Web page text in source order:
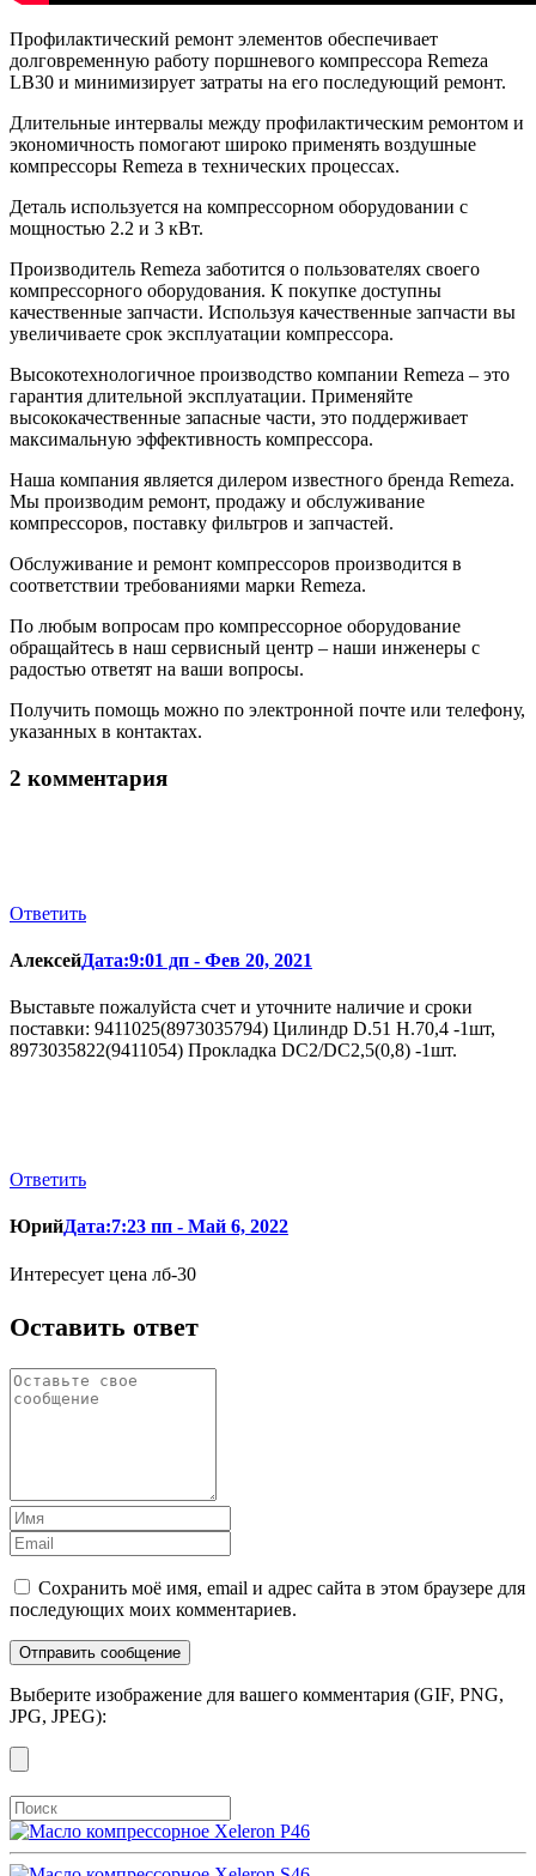
Профилактический ремонт элементов обеспечивает
долговременную работу поршневого компрессора Remeza
LB30 и минимизирует затраты на его последующий ремонт.
Длительные интервалы между профилактическим ремонтом и
экономичность помогают широко применять воздушные
компрессоры Remeza в технических процессах.
Деталь используется на компрессорном оборудовании с
мощностью 2.2 и 3 кВт.
Производитель Remeza заботится о пользователях своего
компрессорного оборудования. К покупке доступны
качественные запчасти. Используя качественные запчасти вы
увеличиваете срок эксплуатации компрессора.
Высокотехнологичное производство компании Remeza – это
гарантия длительной эксплуатации. Применяйте
высококачественные запасные части, это поддерживает
максимальную эффективность компрессора.
Наша компания является дилером известного бренда Remeza.
Мы производим ремонт, продажу и обслуживание
компрессоров, поставку фильтров и запчастей.
Обслуживание и ремонт компрессоров производится в
соответствии требованиями марки Remeza.
По любым вопросам про компрессорное оборудование
обращайтесь в наш сервисный центр – наши инженеры с
радостью ответят на ваши вопросы.
Получить помощь можно по электронной почте или телефону,
указанных в контактах.
2 комментария
Ответить
АлексейДата:9:01 дп - Фев 20, 2021
Выставьте пожалуйста счет и уточните наличие и сроки
поставки: 9411025(8973035794) Цилиндр D.51 H.70,4 -1шт,
8973035822(9411054) Прокладка DC2/DC2,5(0,8) -1шт.
Ответить
ЮрийДата:7:23 пп - Май 6, 2022
Интересует цена лб-30
Оставить ответ
Сохранить моё имя, email и адрес сайта в этом браузере для
последующих моих комментариев.
Выберите изображение для вашего комментария (GIF, PNG,
JPG, JPEG):